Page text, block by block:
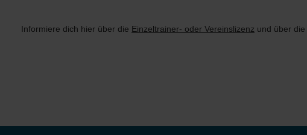
Informiere dich hier über die Einzeltrainer- oder Vereinslizenz und über die